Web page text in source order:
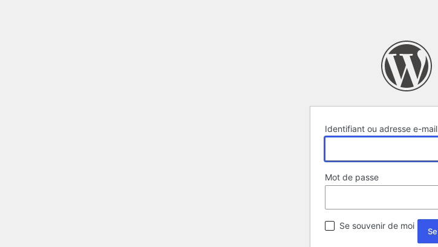
Identifiant ou adresse e-mail
Mot de passe
Se souvenir de moi